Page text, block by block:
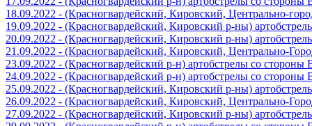
18.09.2022 - (Красногвардейский, Кировский, Центрально-
19.09.2022 - (Красногвардейский, Кировский р-ны)
20.09.2022 - (Красногвардейский, Кировский р-ны)
21.09.2022 - (Красногвардейский, Кировский, Центрально-
23.09.2022 - (Красногвардейский р-н) артобстрелы со
24.09.2022 - (Красногвардейский р-н) артобстрелы со
25.09.2022 - (Красногвардейский, Кировский р-ны)
26.09.2022 - (Красногвардейский, Кировский, Центрально-
27.09.2022 - (Красногвардейский, Кировский р-ны)